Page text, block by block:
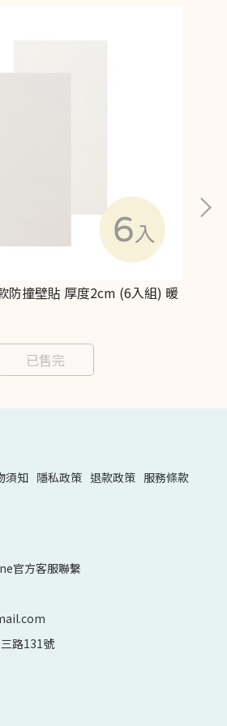
防撞壁貼 厚度2cm (6入組) 暖
已售完
須知 隱私政策 退款政策 服務條款
官方客服聯繫
路131號